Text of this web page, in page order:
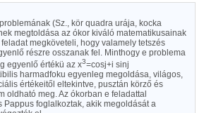
(Sz., kör quadra urája, kocka
megtoldása az ókor kiváló matematikusainak
megköveteli, hogy valamely tetszés
részre osszanak fel. Minthogy e problema
egyenlő értékü az x3=cosj+i sinj
harmadfoku egyenleg megoldása, világos,
értékeitől eltekintve, pusztán körző és
oldható meg. Az ókorban e feladattal
Pappus foglalkoztak, akik megoldását a